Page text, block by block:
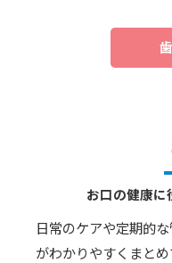
お口の健康に
日常のケアや定期的
がわかりやすくまと